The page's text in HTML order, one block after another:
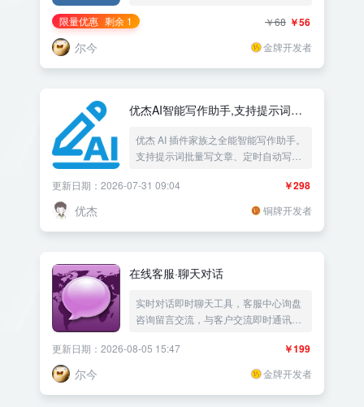
限量优惠 剩余 1 ￥56
￥68
尔今 金牌开发者
优杰AI智能写作助手,支持提示词批
SEO双轨协同生成、预设10+顶级写
作风格、自定义Prompt脚本工作流
以及智能配图与内链
优杰 AI 插件家族之全能智能写作助手。
支持提示词批量写文章、定时自动写
10+顶级写作风格、自定义Prompt脚本
工作流以及智能配图与内链。
￥298
更新日期：2026-07-31 09:04
优杰 铜牌开发者
在线客服·聊天对话
实时对话即时聊天工具，客服中心询盘
咨询留言交流，与客户交流即时通讯沟
实时在线聊天自动回复|电子商务在线购
物跨境电商im|企业网站售前售后服务中
￥199
更新日期：2026-08-05 15:47
尔今 金牌开发者